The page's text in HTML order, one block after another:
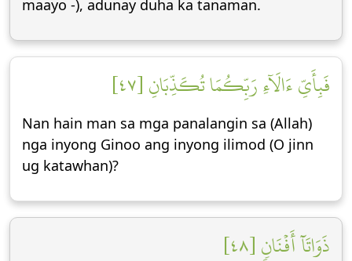
maayo -), adunay duha ka tanaman.
فَبِأَيِّ ءَالَآءِ رَبِّكُمَا تُكَذِّبَانِ [٤٧]
Nan hain man sa mga panalangin sa (Allah)
nga inyong Ginoo ang inyong ilimod (O jinn
ug katawhan)?
ذَوَاتَآ أَفۡنَانٖ [٤٨]